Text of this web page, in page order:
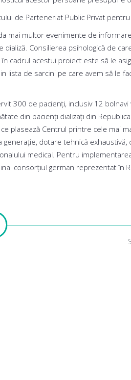
de Parteneriat Public Privat pentru
mai multor evenimente de
Consilierea psihologică de
cadrul acestui proiect este să le
de sarcini pe care avem să le
300 de pacienţi, inclusiv 12
din pacienţi dializaţi din
plasează Centrul printre cele mai
dotare tehnică exhaustivă,
medical. Pentru
consorţiul german reprezentat în